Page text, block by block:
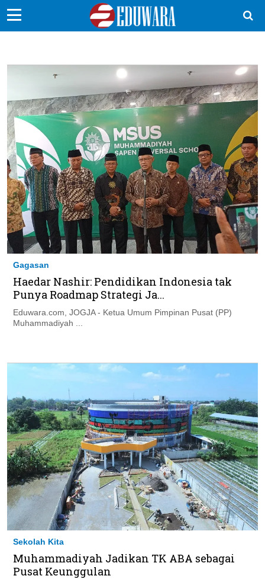
Kampus
Idea
Sains
EduDana
Ikuti Kami di:
Gagasan
Haedar Nashir: Pendidikan Indonesia tak
Punya Roadmap Strategi Ja...
Eduwara.com, JOGJA - Ketua Umum Pimpinan Pusat (PP)
Muhammadiyah ...
Sekolah Kita
Muhammadiyah Jadikan TK ABA sebagai
Pusat Keunggulan